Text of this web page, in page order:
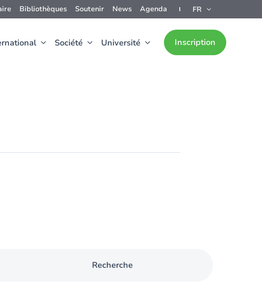
Bibliothèques Soutenir News Agenda FR
Société Université Inscription
Recherche